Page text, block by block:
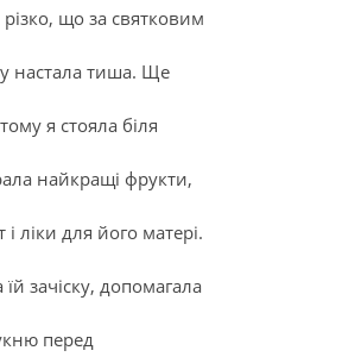
що за святковим
настала тиша. Ще
я стояла біля
найкращі фрукти,
і ліки для його матері.
зачіску, допомагала
перед